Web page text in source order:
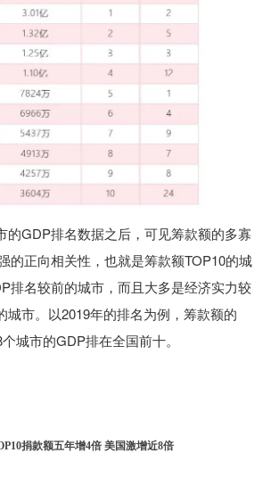
的GDP排名数据之后，可见筹款额的多寡
的正向相关性，也就是筹款额TOP10的城
排名较前的城市，而且大多是经济实力较
城市。以2019年的排名为例，筹款额的
城市的GDP排在全国前十。
捐款额五年增4倍 美国激增近8倍